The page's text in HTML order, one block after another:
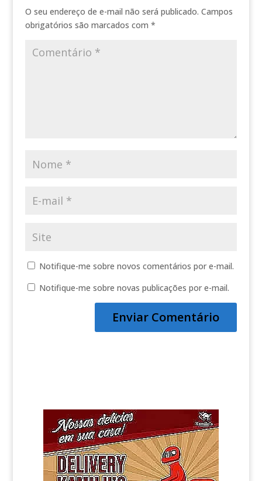
O seu endereço de e-mail não será publicado. Campos
obrigatórios são marcados com *
Notifique-me sobre novos comentários por e-mail.
Notifique-me sobre novas publicações por e-mail.